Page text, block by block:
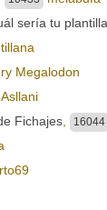
sería tu
Megalodon
Asllani
Fichajes
16044